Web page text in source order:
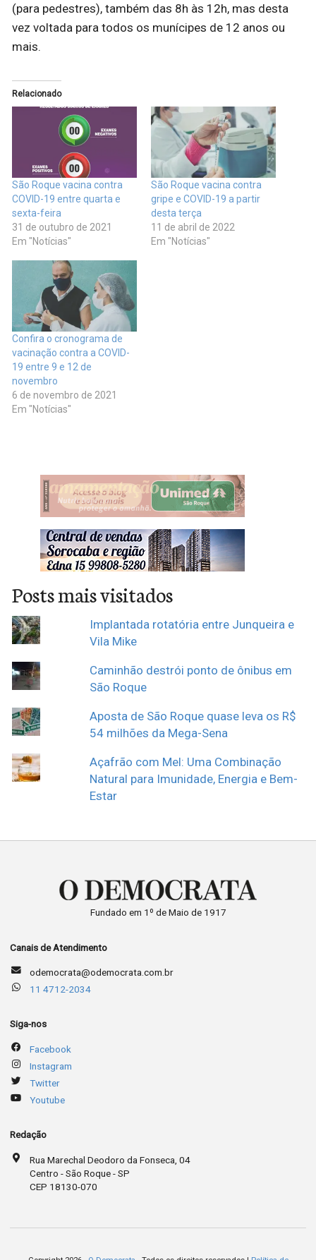
(para pedestres), também das 8h às 12h, mas desta
vez voltada para todos os munícipes de 12 anos ou
mais.
Relacionado
São Roque vacina contra
COVID-19 entre quarta e
sexta-feira
31 de outubro de 2021
Em "Notícias"
São Roque vacina contra
gripe e COVID-19 a partir
desta terça
11 de abril de 2022
Em "Notícias"
Confira o cronograma de
vacinação contra a COVID-
19 entre 9 e 12 de
novembro
6 de novembro de 2021
Em "Notícias"
Posts mais visitados
Implantada rotatória entre Junqueira e
Vila Mike
Caminhão destrói ponto de ônibus em
São Roque
Aposta de São Roque quase leva os R$
54 milhões da Mega-Sena
Açafrão com Mel: Uma Combinação
Natural para Imunidade, Energia e Bem-
Estar
Fundado em 1º de Maio de 1917
Canais de Atendimento
odemocrata@odemocrata.com.br
11 4712-2034
Siga-nos
Facebook
Instagram
Twitter
Youtube
Redação
Rua Marechal Deodoro da Fonseca, 04
Centro - São Roque - SP
CEP 18130-070